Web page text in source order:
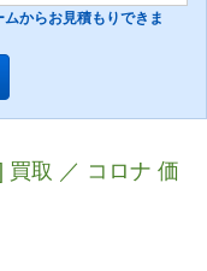
からお見積もりできま
買取 ／ コロナ 価